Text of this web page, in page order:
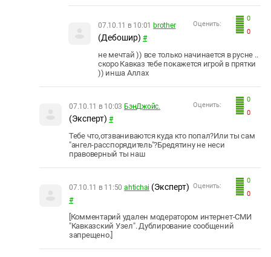
0
0
Оценить:
07.10.11 в 10:01 brother
(Дебошир) #
не мечтай )) все только начинается в русне ..
скоро Кавказ тебе покажется игрой в прятки
)) инша Аллах
0
0
Оценить:
07.10.11 в 10:03 БэнДжойс.
(Эксперт) #
Тебе что,отзваниваются куда кто попал?Или ты сам
"ангел-расспорядитель"?Бредятину не неси
правоверный ты наш
0
0
Оценить:
07.10.11 в 11:50 ahtichai (Эксперт)
#
[Комментарий удален модератором интернет-СМИ
"Кавказский Узел". Дублирование сообщений
запрещено.]